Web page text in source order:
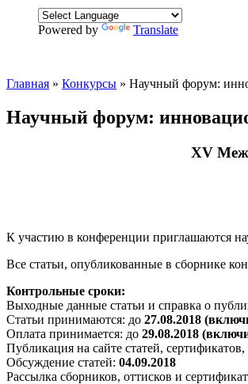
Powered by Translate
Главная » Конкурсы » Научный форум:
Научный форум:
XV
К участию в конференции приглашаются
Все статьи, опубликованные в сборнике
Контрольные сроки:
Выходные данные статьи и справка о
Статьи принимаются: до 27.08.2018
Оплата принимается: до 29.08.2018
Публикация на сайте статей, сертификатов,
Обсуждение статей: 04.09.2018
Рассылка сборников, оттисков и